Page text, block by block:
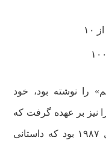
را نوشته بود، خود
نیز بر عهده گرفت که
نتیجه‌ی آن فیلم ترسناک کلاسیک سال ۱۹۸۷ بود که داستانی